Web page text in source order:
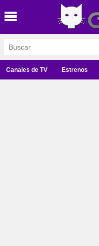
Canales de TV Estrenos